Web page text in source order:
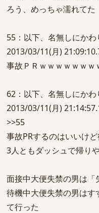
ろう、めっちゃ濡れてた
55：以下、名無しにかわ
2013/03/11(月)
事故ＰＲｗｗｗｗｗｗｗ
62：以下、名無しにかわ
2013/03/11(月)
>>55
事故PRするのはいいけ
3人ともダッシュで帰り
面接中大便失禁の男は「
待機中大便失禁の男はす
て行った